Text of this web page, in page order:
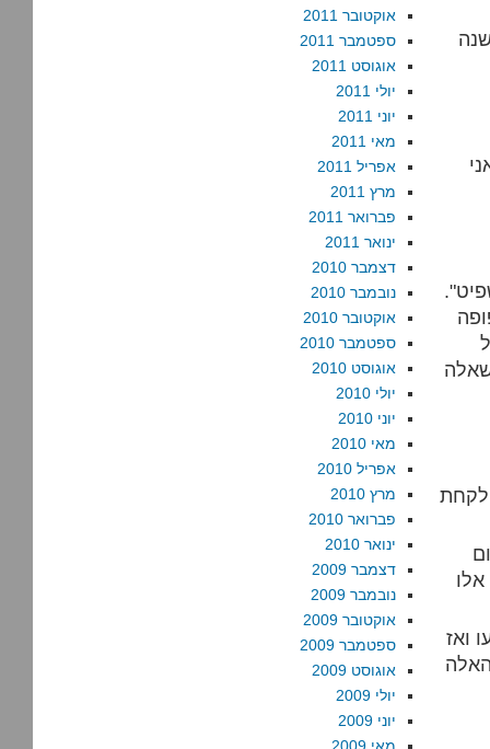
לקחת
ואז
אוקטובר 2011
ספטמבר 2011
אוגוסט 2011
יולי 2011
יוני 2011
מאי 2011
אפריל 2011
מרץ 2011
פברואר 2011
ינואר 2011
דצמבר 2010
נובמבר 2010
אוקטובר 2010
ספטמבר 2010
אוגוסט 2010
יולי 2010
יוני 2010
מאי 2010
אפריל 2010
מרץ 2010
פברואר 2010
ינואר 2010
דצמבר 2009
נובמבר 2009
אוקטובר 2009
ספטמבר 2009
אוגוסט 2009
יולי 2009
יוני 2009